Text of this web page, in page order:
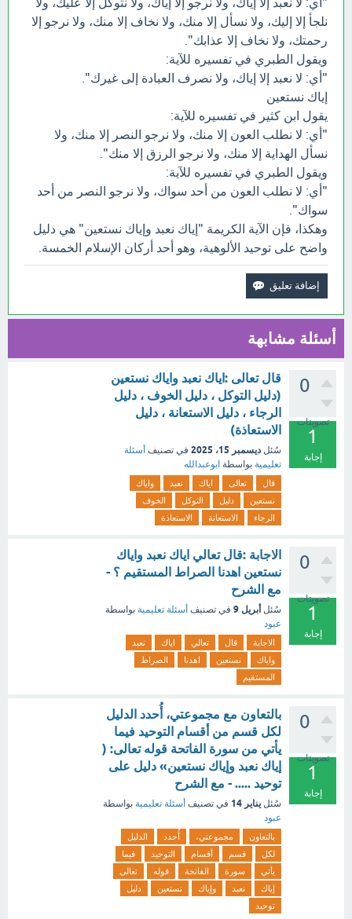
نلجأ إلا إليك، ولا نسأل إلا منك، ولا نخاف إلا منك، ولا نرجو إلا
رحمتك، ولا نخاف إلا عذابك".
ويقول الطبري في تفسيره للآية:
"أي: لا نعبد إلا إياك، ولا نصرف العبادة إلى غيرك".
إياك نستعين
يقول ابن كثير في تفسيره للآية:
"أي: لا نطلب العون إلا منك، ولا نرجو النصر إلا منك، ولا
نسأل الهداية إلا منك، ولا نرجو الرزق إلا منك".
ويقول الطبري في تفسيره للآية:
"أي: لا نطلب العون من أحد سواك، ولا نرجو النصر من أحد
سواك".
وهكذا، فإن الآية الكريمة "إياك نعبد وإياك نستعين" هي دليل
واضح على توحيد الألوهية، وهو أحد أركان الإسلام الخمسة.
أسئلة مشابهة
0
تصويتات
1
إجابة
قال تعالى :اياك نعبد واياك نستعين
(دليل التوكل ، دليل الخوف ، دليل
الرجاء ، دليل الاستعانة ، دليل
الاستعاذة)
سُئل ديسمبر 15، 2025 في تصنيف أسئلة
تعليمية بواسطة ابوعبدالله
قال تعالى اياك نعبد
واياك
نستعين
دليل التوكل
الخوف
الرجاء
الاستعانة الاستعاذة
0
تصويتات
1
إجابة
الاجابة :قال تعالي اياك نعبد واياك
نستعين اهدنا الصراط المستقيم ؟ -
مع الشرح
سُئل أبريل 9 في تصنيف أسئلة تعليمية بواسطة
عبود
الاجابة قال تعالي اياك
نعبد
واياك
نستعين اهدنا
الصراط
المستقيم
0
تصويتات
1
إجابة
بالتعاون مع مجموعتي، أُحدد الدليل
لكل قسم من أقسام التوحيد فيما
يأتي من سورة الفاتحة قوله تعالى: (
إياك نعبد وإياك نستعين» دليل على
توحيد ..... - مع الشرح
سُئل يناير 14 في تصنيف أسئلة تعليمية بواسطة
عبود
بالتعاون مجموعتي، أُحدد
الدليل
لكل
قسم أقسام التوحيد
فيما
يأتي
سورة الفاتحة قوله
تعالى
إياك
نعبد وإياك نستعين
دليل
توحيد